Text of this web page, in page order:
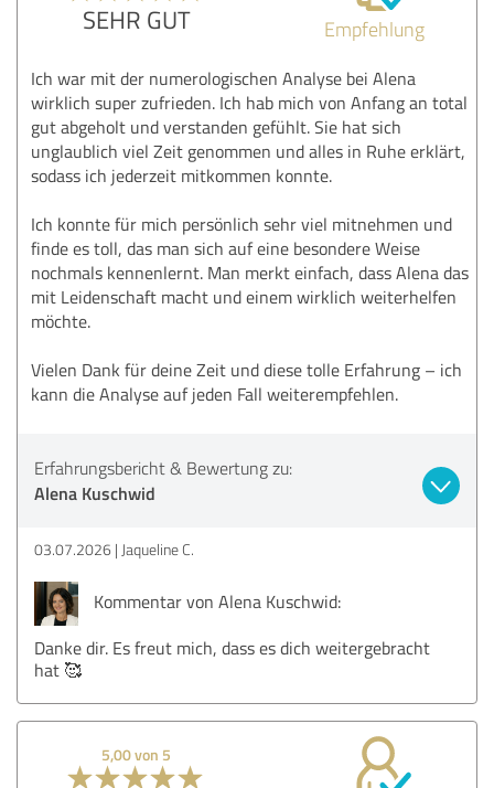
SEHR GUT Empfehlung
Ich war mit der numerologischen Analyse bei Alena
wirklich super zufrieden. Ich hab mich von Anfang an total
gut abgeholt und verstanden gefühlt. Sie hat sich
unglaublich viel Zeit genommen und alles in Ruhe erklärt,
sodass ich jederzeit mitkommen konnte.
Ich konnte für mich persönlich sehr viel mitnehmen und
finde es toll, das man sich auf eine besondere Weise
nochmals kennenlernt. Man merkt einfach, dass Alena das
mit Leidenschaft macht und einem wirklich weiterhelfen
möchte.
Vielen Dank für deine Zeit und diese tolle Erfahrung – ich
kann die Analyse auf jeden Fall weiterempfehlen.
Erfahrungsbericht & Bewertung zu:
Alena Kuschwid
03.07.2026 Jaqueline C.
Kommentar von Alena Kuschwid:
Danke dir. Es freut mich, dass es dich weitergebracht
hat 🥰
5,00 von 5